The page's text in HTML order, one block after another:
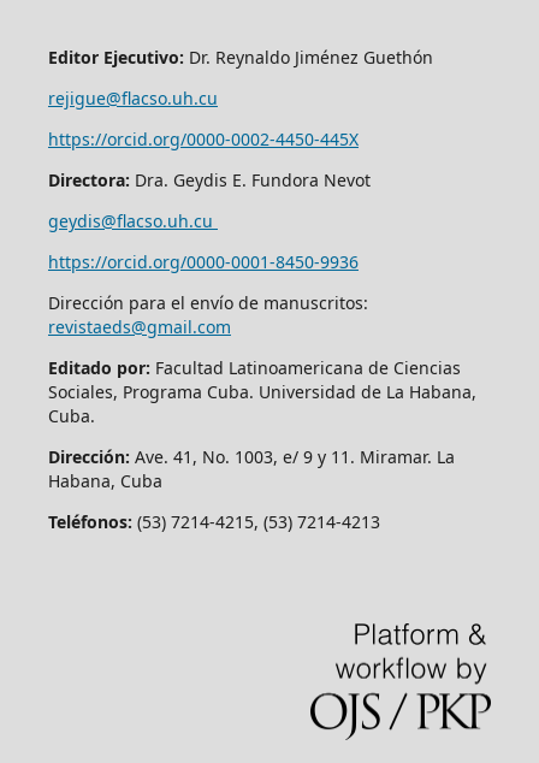
Editor Ejecutivo: Dr. Reynaldo Jiménez Guethón
rejigue@flacso.uh.cu
https://orcid.org/0000-0002-4450-445X
Directora: Dra. Geydis E. Fundora Nevot
geydis@flacso.uh.cu
https://orcid.org/0000-0001-8450-9936
Dirección para el envío de manuscritos:
revistaeds@gmail.com
Editado por: Facultad Latinoamericana de Ciencias
Sociales, Programa Cuba. Universidad de La Habana,
Cuba.
Dirección: Ave. 41, No. 1003, e/ 9 y 11. Miramar. La
Habana, Cuba
Teléfonos: (53) 7214-4215, (53) 7214-4213